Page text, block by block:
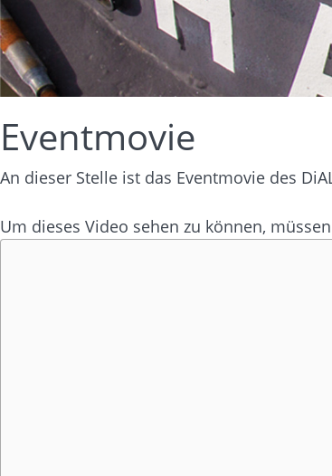
Eventmovie
An dieser Stelle ist das Eventmovie des
Um dieses Video sehen zu können,